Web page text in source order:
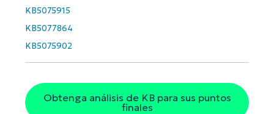
KB5075915
KB5077864
KB5075902
Obtenga análisis de KB para sus puntos
finales
number*
País
name*